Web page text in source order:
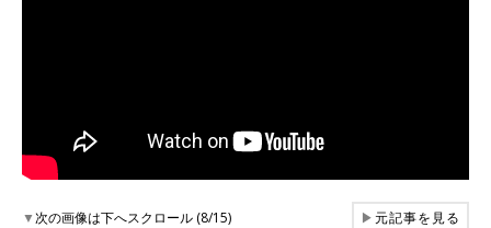
▼次の画像は下へスクロール (8/15) ▶元記事を見る